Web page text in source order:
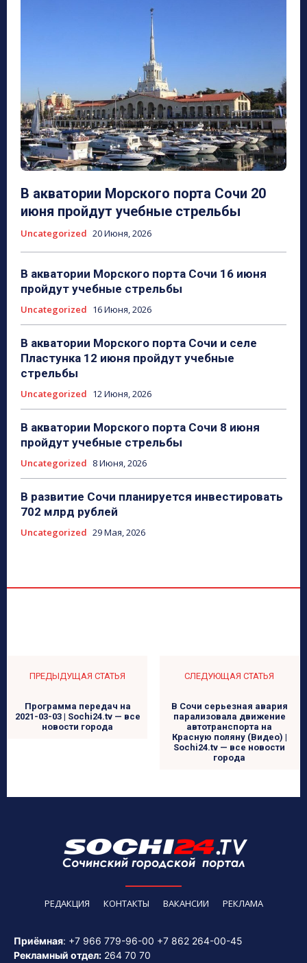
В акватории Морского порта Сочи 20
июня пройдут учебные стрельбы
Uncategorized 20 Июня, 2026
В акватории Морского порта Сочи 16 июня
пройдут учебные стрельбы
Uncategorized 16 Июня, 2026
В акватории Морского порта Сочи и селе
Пластунка 12 июня пройдут учебные
стрельбы
Uncategorized 12 Июня, 2026
В акватории Морского порта Сочи 8 июня
пройдут учебные стрельбы
Uncategorized 8 Июня, 2026
В развитие Сочи планируется инвестировать
702 млрд рублей
Uncategorized 29 Мая, 2026
ПРЕДЫДУЩАЯ СТАТЬЯ
Программа передач на
2021-03-03 | Sochi24.tv — все
новости города
СЛЕДУЮЩАЯ СТАТЬЯ
В Сочи серьезная авария
парализовала движение
автотранспорта на
Красную поляну (Видео) |
Sochi24.tv — все новости
города
РЕДАКЦИЯ КОНТАКТЫ ВАКАНСИИ РЕКЛАМА
Приёмная: +7 966 779-96-00 +7 862 264-00-45
Рекламный отдел: 264 70 70